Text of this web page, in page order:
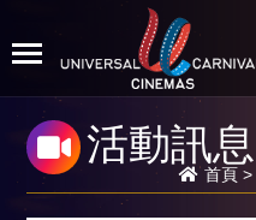
活動訊息
首頁>